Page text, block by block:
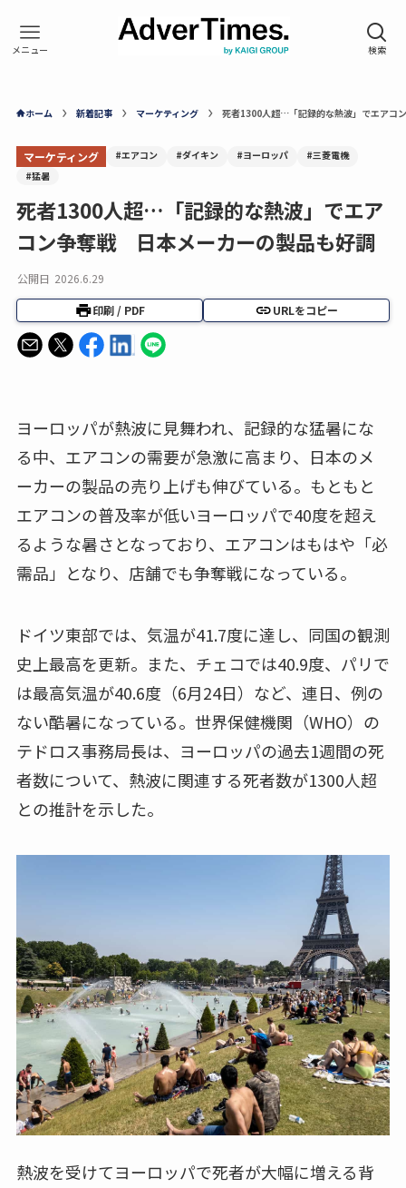
ホーム 新着記事 マーケティング 死者1300人超…「記録的な熱波」でエアコ
マーケティング #エアコン #ダイキン #ヨーロッパ
#三菱電機
#猛暑
死者1300人超…「記録的な熱波」でエア
コン争奪戦 日本メーカーの製品も好調
公開日 2026.6.29
印刷 / PDF URLをコピー
ヨーロッパが熱波に見舞われ、記録的な猛暑にな
る中、エアコンの需要が急激に高まり、日本のメ
ーカーの製品の売り上げも伸びている。もともと
エアコンの普及率が低いヨーロッパで40度を超え
るような暑さとなっており、エアコンはもはや「必
需品」となり、店舗でも争奪戦になっている。
ドイツ東部では、気温が41.7度に達し、同国の観測
史上最高を更新。また、チェコでは40.9度、パリで
は最高気温が40.6度（6月24日）など、連日、例の
ない酷暑になっている。世界保健機関（WHO）の
テドロス事務局長は、ヨーロッパの過去1週間の死
者数について、熱波に関連する死者数が1300人超
との推計を示した。
熱波を受けてヨーロッパで死者が大幅に増える背